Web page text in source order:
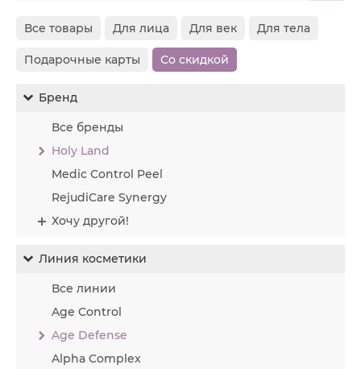
Все товары Для лица Для век Для тела
Подарочные карты Со скидкой
Бренд
Все бренды
Holy Land
Medic Control Peel
RejudiCare Synergy
Хочу другой!
Линия косметики
Все линии
Age Control
Age Defense
Alpha Complex